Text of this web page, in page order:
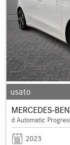
usato
MERCEDES-
d Automatic
2023